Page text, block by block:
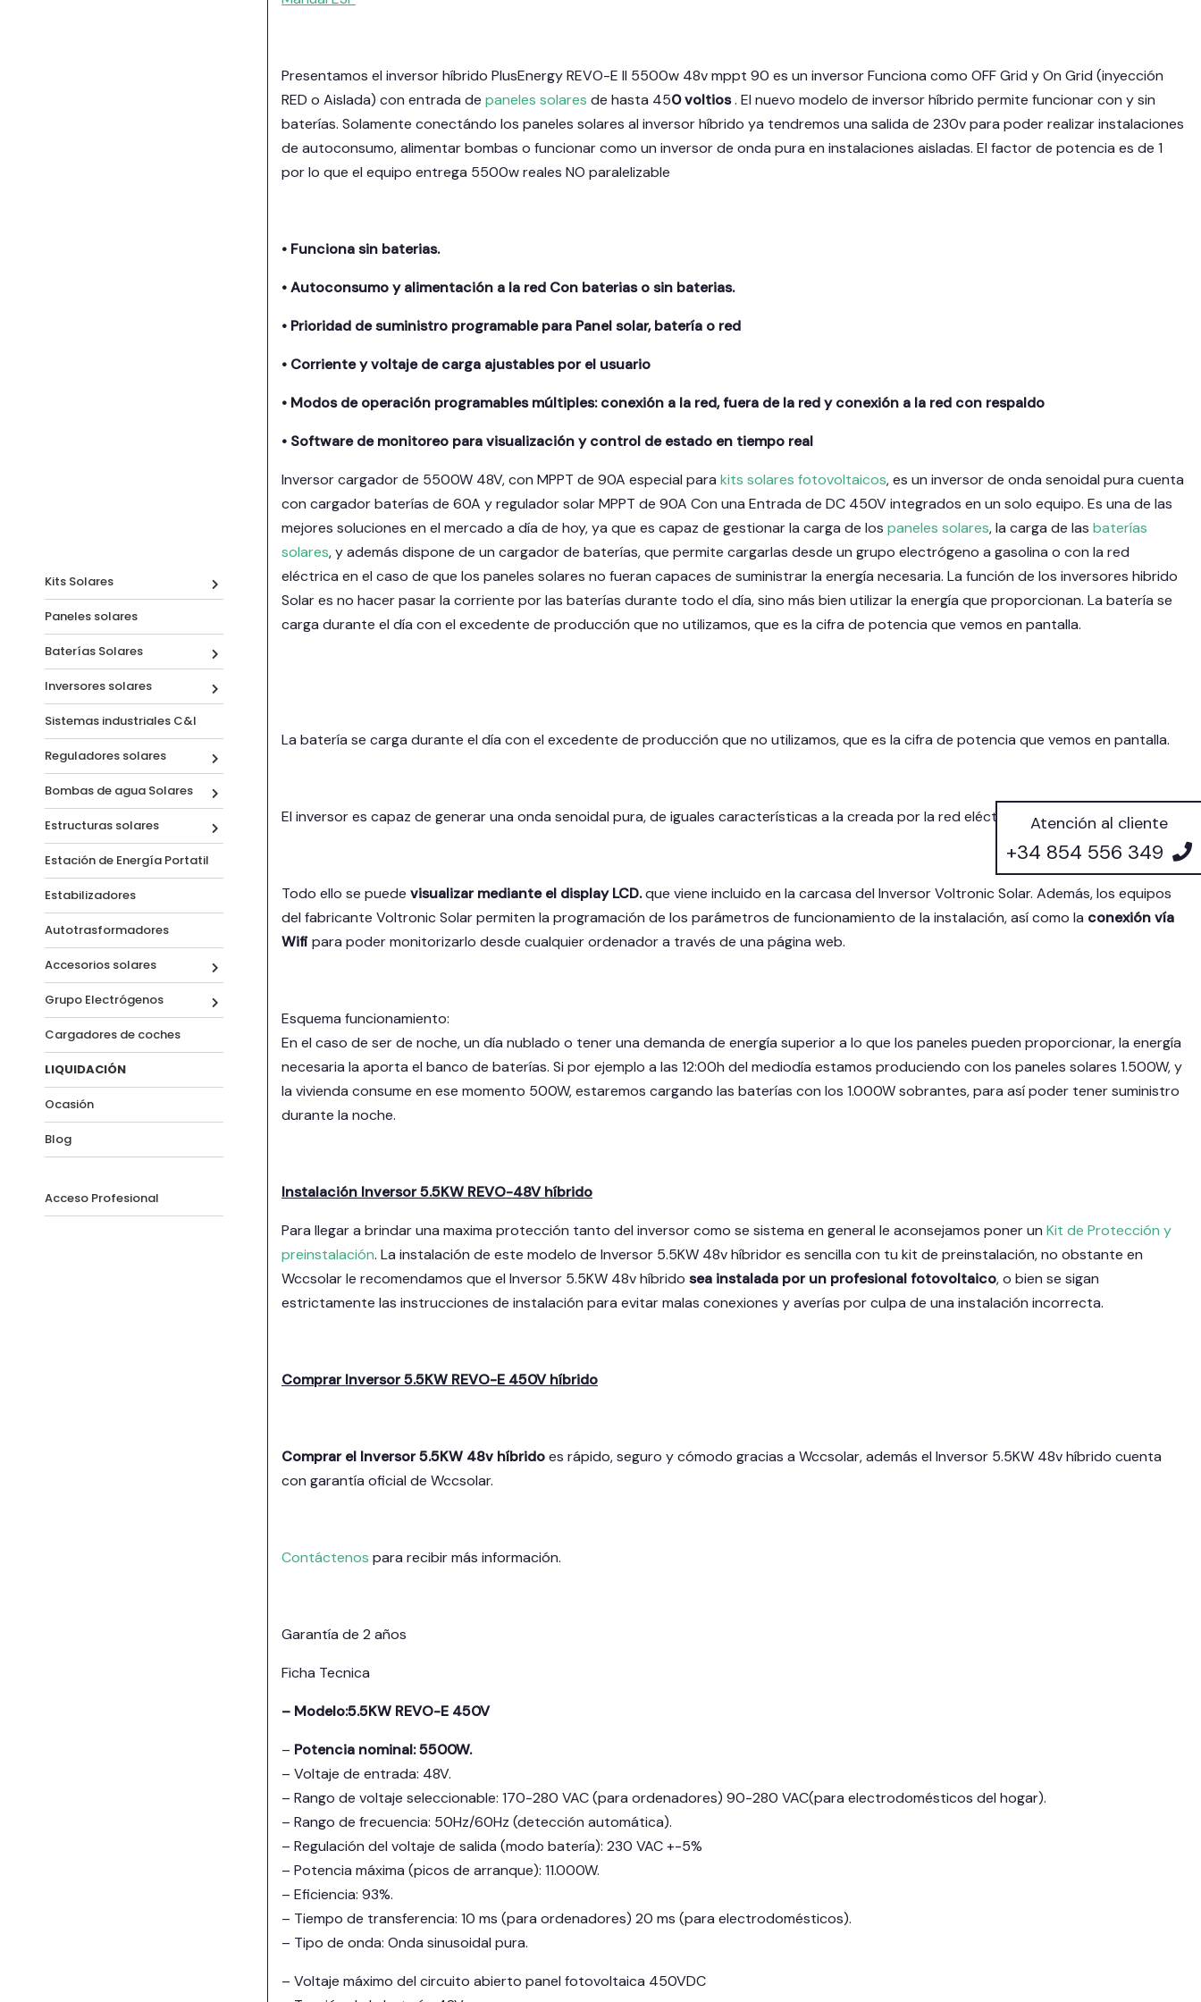
Kits Solares
Paneles solares
Baterías Solares
Inversores solares
Sistemas industriales C&I
Reguladores solares
Bombas de agua Solares
Estructuras solares
Estación de Energía Portatil
Estabilizadores
Autotrasformadores
Accesorios solares
Grupo Electrógenos
Cargadores de coches
LIQUIDACIÓN
Ocasión
Blog
Acceso Profesional
Presentamos el inversor híbrido PlusEnergy REVO-E II 5500w 48v mppt 90 es un inversor Funciona como OFF Grid y On Grid (inyección
RED o Aislada) con entrada de paneles solares de hasta 450 voltios. El nuevo modelo de inversor híbrido permite funcionar con y sin
baterías. Solamente conectándo los paneles solares al inversor híbrido ya tendremos una salida de 230v para poder realizar instalaciones
de autoconsumo, alimentar bombas o funcionar como un inversor de onda pura en instalaciones aisladas. El factor de potencia es de 1
por lo que el equipo entrega 5500w reales NO paralelizable
• Funciona sin baterias.
• Autoconsumo y alimentación a la red Con baterias o sin baterias.
• Prioridad de suministro programable para Panel solar, batería o red
• Corriente y voltaje de carga ajustables por el usuario
• Modos de operación programables múltiples: conexión a la red, fuera de la red y conexión a la red con respaldo
• Software de monitoreo para visualización y control de estado en tiempo real
Inversor cargador de 5500W 48V, con MPPT de 90A especial para kits solares fotovoltaicos, es un inversor de onda senoidal pura cuenta
con cargador baterías de 60A y regulador solar MPPT de 90A Con una Entrada de DC 450V integrados en un solo equipo. Es una de las
mejores soluciones en el mercado a día de hoy, ya que es capaz de gestionar la carga de los paneles solares, la carga de las baterías
solares, y además dispone de un cargador de baterías, que permite cargarlas desde un grupo electrógeno a gasolina o con la red
eléctrica en el caso de que los paneles solares no fueran capaces de suministrar la energía necesaria. La función de los inversores hibrido
Solar es no hacer pasar la corriente por las baterías durante todo el día, sino más bien utilizar la energía que proporcionan. La batería se
carga durante el día con el excedente de producción que no utilizamos, que es la cifra de potencia que vemos en pantalla.
La batería se carga durante el día con el excedente de producción que no utilizamos, que es la cifra de potencia que vemos en pantalla.
El inversor es capaz de generar una onda senoidal pura, de iguales características a la creada por la red eléctrica convencional.
Todo ello se puede visualizar mediante el display LCD.que viene incluido en la carcasa del Inversor Voltronic Solar. Además, los equipos
del fabricante Voltronic Solar permiten la programación de los parámetros de funcionamiento de la instalación, así como la conexión vía
Wifipara poder monitorizarlo desde cualquier ordenador a través de una página web.
Esquema funcionamiento:
En el caso de ser de noche, un día nublado o tener una demanda de energía superior a lo que los paneles pueden proporcionar, la energía
necesaria la aporta el banco de baterías. Si por ejemplo a las 12:00h del mediodía estamos produciendo con los paneles solares 1.500W, y
la vivienda consume en ese momento 500W, estaremos cargando las baterías con los 1.000W sobrantes, para así poder tener suministro
durante la noche.
Instalación Inversor 5.5KW REVO-48V híbrido
Para llegar a brindar una maxima protección tanto del inversor como se sistema en general le aconsejamos poner un Kit de Protección y
preinstalación. La instalación de este modelo de Inversor 5.5KW 48v híbridor es sencilla con tu kit de preinstalación, no obstante en
Wccsolar le recomendamos que el Inversor 5.5KW 48v híbrido sea instalada por un profesional fotovoltaico, o bien se sigan
estrictamente las instrucciones de instalación para evitar malas conexiones y averías por culpa de una instalación incorrecta.
Comprar Inversor 5.5KW REVO-E 450V híbrido
Comprar el Inversor 5.5KW 48v híbridoes rápido, seguro y cómodo gracias a Wccsolar, además el Inversor 5.5KW 48v híbrido cuenta
con garantía oficial de Wccsolar.
Contáctenos para recibir más información.
Garantía de 2 años
Ficha Tecnica
– Modelo:5.5KW REVO-E 450V
– Potencia nominal: 5500W.
– Voltaje de entrada: 48V.
– Rango de voltaje seleccionable: 170-280 VAC (para ordenadores) 90-280 VAC(para electrodomésticos del hogar).
– Rango de frecuencia: 50Hz/60Hz (detección automática).
– Regulación del voltaje de salida (modo batería): 230 VAC +-5%
– Potencia máxima (picos de arranque): 11.000W.
– Eficiencia: 93%.
– Tiempo de transferencia: 10 ms (para ordenadores) 20 ms (para electrodomésticos).
– Tipo de onda: Onda sinusoidal pura.
– Voltaje máximo del circuito abierto panel fotovoltaica 450VDC
Atención al cliente
+34 854 556 349